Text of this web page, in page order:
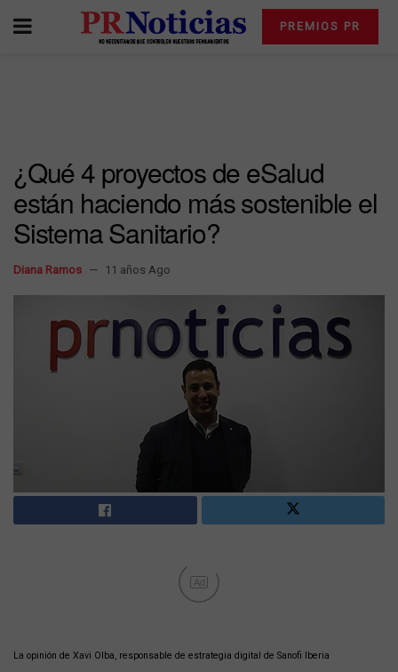
PREMIOS PR
¿Qué 4 proyectos de eSalud
están haciendo más sostenible el
Sistema Sanitario?
Diana Ramos 11 años Ago
Ad
La opinión de Xavi Olba, responsable de estrategia digital de Sanofi Iberia